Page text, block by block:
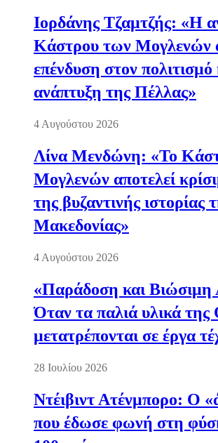
Ιορδάνης Τζαμτζής: «Η
Κάστρου των Μογλενών
επένδυση στον πολιτισμό
ανάπτυξη της Πέλλας»
4 Αυγούστου 2026
Λίνα Μενδώνη: «Το
Μογλενών αποτελεί
της βυζαντινής ιστορίας
Μακεδονίας»
4 Αυγούστου 2026
«Παράδοση και Βιώσιμη
Όταν τα παλιά υλικά
μετατρέπονται σε έργα
28 Ιουλίου 2026
Ντέιβιντ Ατένμπορο: Ο
που έδωσε φωνή στη